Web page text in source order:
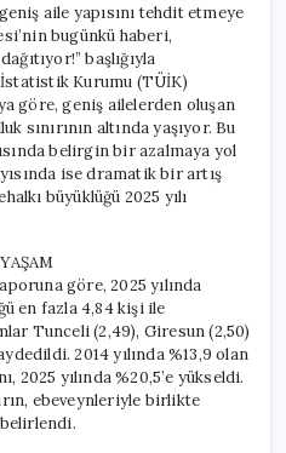
Çekirdek
Aile
Yapısını
Artırıyor
için
aile yapısını tehdit etmeye
bugünkü haberi,
başlığıyla
Kurumu (TÜİK)
göre, geniş ailelerden oluşan
sınırının altında yaşıyor. Bu
belirgin bir azalmaya yol
ise dramatik bir artış
büyüklüğü 2025 yılı
göre, 2025 yılında
en fazla 4,84 kişi ile
Tunceli (2,49), Giresun (2,50)
2014 yılında %13,9 olan
2025 yılında %20,5’e yükseldi.
ebeveynleriyle birlikte